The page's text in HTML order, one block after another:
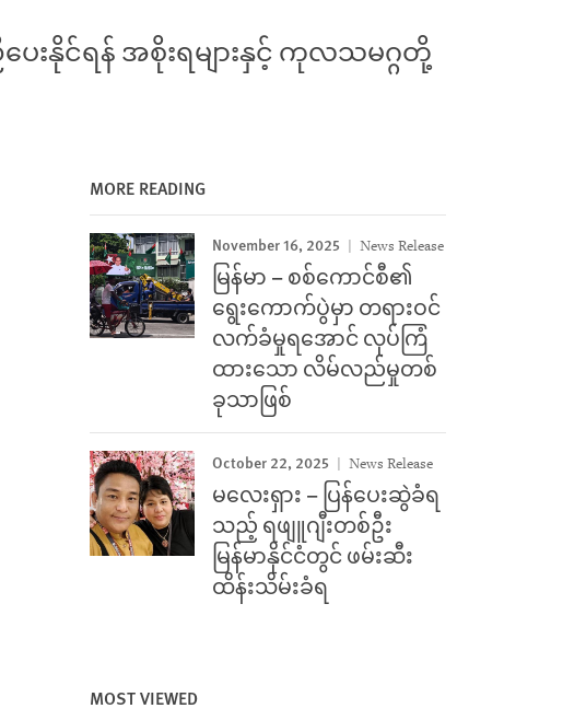
နိုင်ရန် အစိုးရများနှင့် ကုလသမဂ္ဂတို့
MORE READING
November 16, 2025 News Release
မြန်မာ – စစ်ကောင်စီ၏
ရွေးကောက်ပွဲမှာ တရားဝင်
လက်ခံမှုရအောင် လုပ်ကြံ
ထားသော လိမ်လည်မှုတစ်
ခုသာဖြစ်
October 22, 2025 News Release
မလေးရှား – ပြန်ပေးဆွဲခံရ
သည့် ရဖျူဂျီးတစ်ဦး
မြန်မာနိုင်ငံတွင် ဖမ်းဆီး
ထိန်းသိမ်းခံရ
MOST VIEWED